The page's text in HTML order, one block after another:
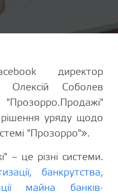
директор
Олексій Соболев
уряду щодо
"Прозорро"».
– це різні системи.
банкрутства,
майна банків-